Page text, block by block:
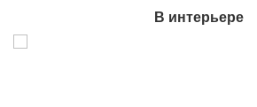
В интерьере